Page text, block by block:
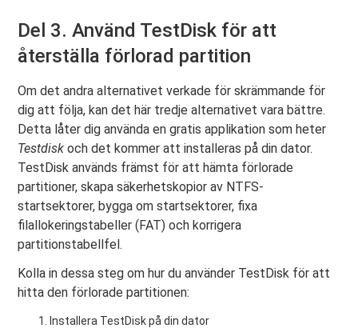
Del 3. Använd TestDisk för att
återställa förlorad partition
Om det andra alternativet verkade för skrämmande för
dig att följa, kan det här tredje alternativet vara bättre.
Detta låter dig använda en gratis applikation som heter
Testdisk och det kommer att installeras på din dator.
TestDisk används främst för att hämta förlorade
partitioner, skapa säkerhetskopior av NTFS-
startsektorer, bygga om startsektorer, fixa
filallokeringstabeller (FAT) och korrigera
partitionstabellfel.
Kolla in dessa steg om hur du använder TestDisk för att
hitta den förlorade partitionen:
Installera TestDisk på din dator